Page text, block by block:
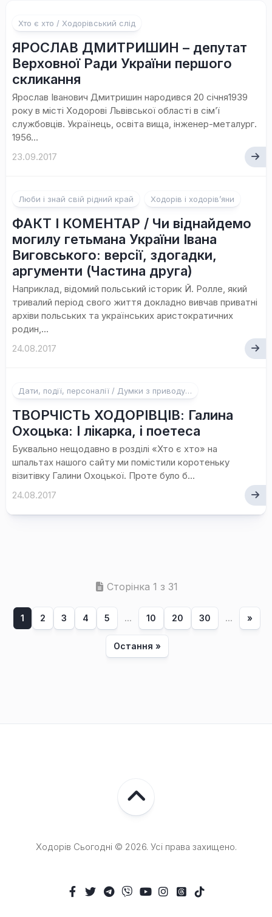
Хто є хто / Ходорівський слід
ЯРОСЛАВ ДМИТРИШИН – депутат
Верховної Ради України першого
скликання
Ярослав Іванович Дмитришин народився 20 січня1939
року в місті Ходорові Львівської області в сім’ї
службовців. Українець, освіта вища, інженер-металург.
1956...
23.09.2017
Люби і знай свій рідний край Ходорів і ходорів’яни
ФАКТ І КОМЕНТАР / Чи віднайдемо
могилу гетьмана України Івана
Виговського: версії, здогадки,
аргументи (Частина друга)
Наприклад, відомий польський історик Й. Ролле, який
тривалий період свого життя докладно вивчав приватні
архіви польських та українських аристократичних
родин,...
24.08.2017
Дати, події, персоналії / Думки з приводу…
ТВОРЧІСТЬ ХОДОРІВЦІВ: Галина
Охоцька: І лікарка, і поетеса
Буквально нещодавно в розділі «Хто є хто» на
шпальтах нашого сайту ми помістили коротеньку
візитівку Галини Охоцької. Проте було б...
24.08.2017
Сторінка 1 з 31
1 2 3 4 5 ... 10 20 30 ... »
Остання »
Ходорів Сьогодні © 2026. Усі права захищено.